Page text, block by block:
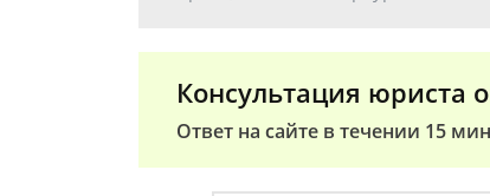
Консультация юриста
Ответ на сайте в течении 15